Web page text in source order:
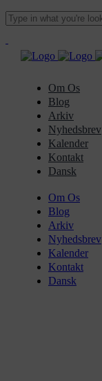
Om Os
Blog
Arkiv
Nyhedsbrev
Kalender
Kontakt
Dansk
Om Os
Blog
Arkiv
Nyhedsbrev
Kalender
Kontakt
Dansk